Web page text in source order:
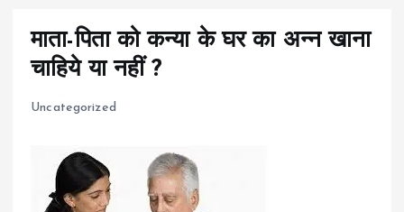
माता-पिता को कन्या के घर का अन्न खाना
चाहिये या नहीं ?
Uncategorized